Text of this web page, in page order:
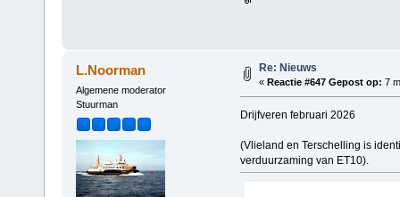
L.Noorman
Algemene moderator
Stuurman
Re: Nieuws
« Reactie #647 Gepost op: 7
Drijfveren februari 2026
(Vlieland en Terschelling is
verduurzaming van ET10).